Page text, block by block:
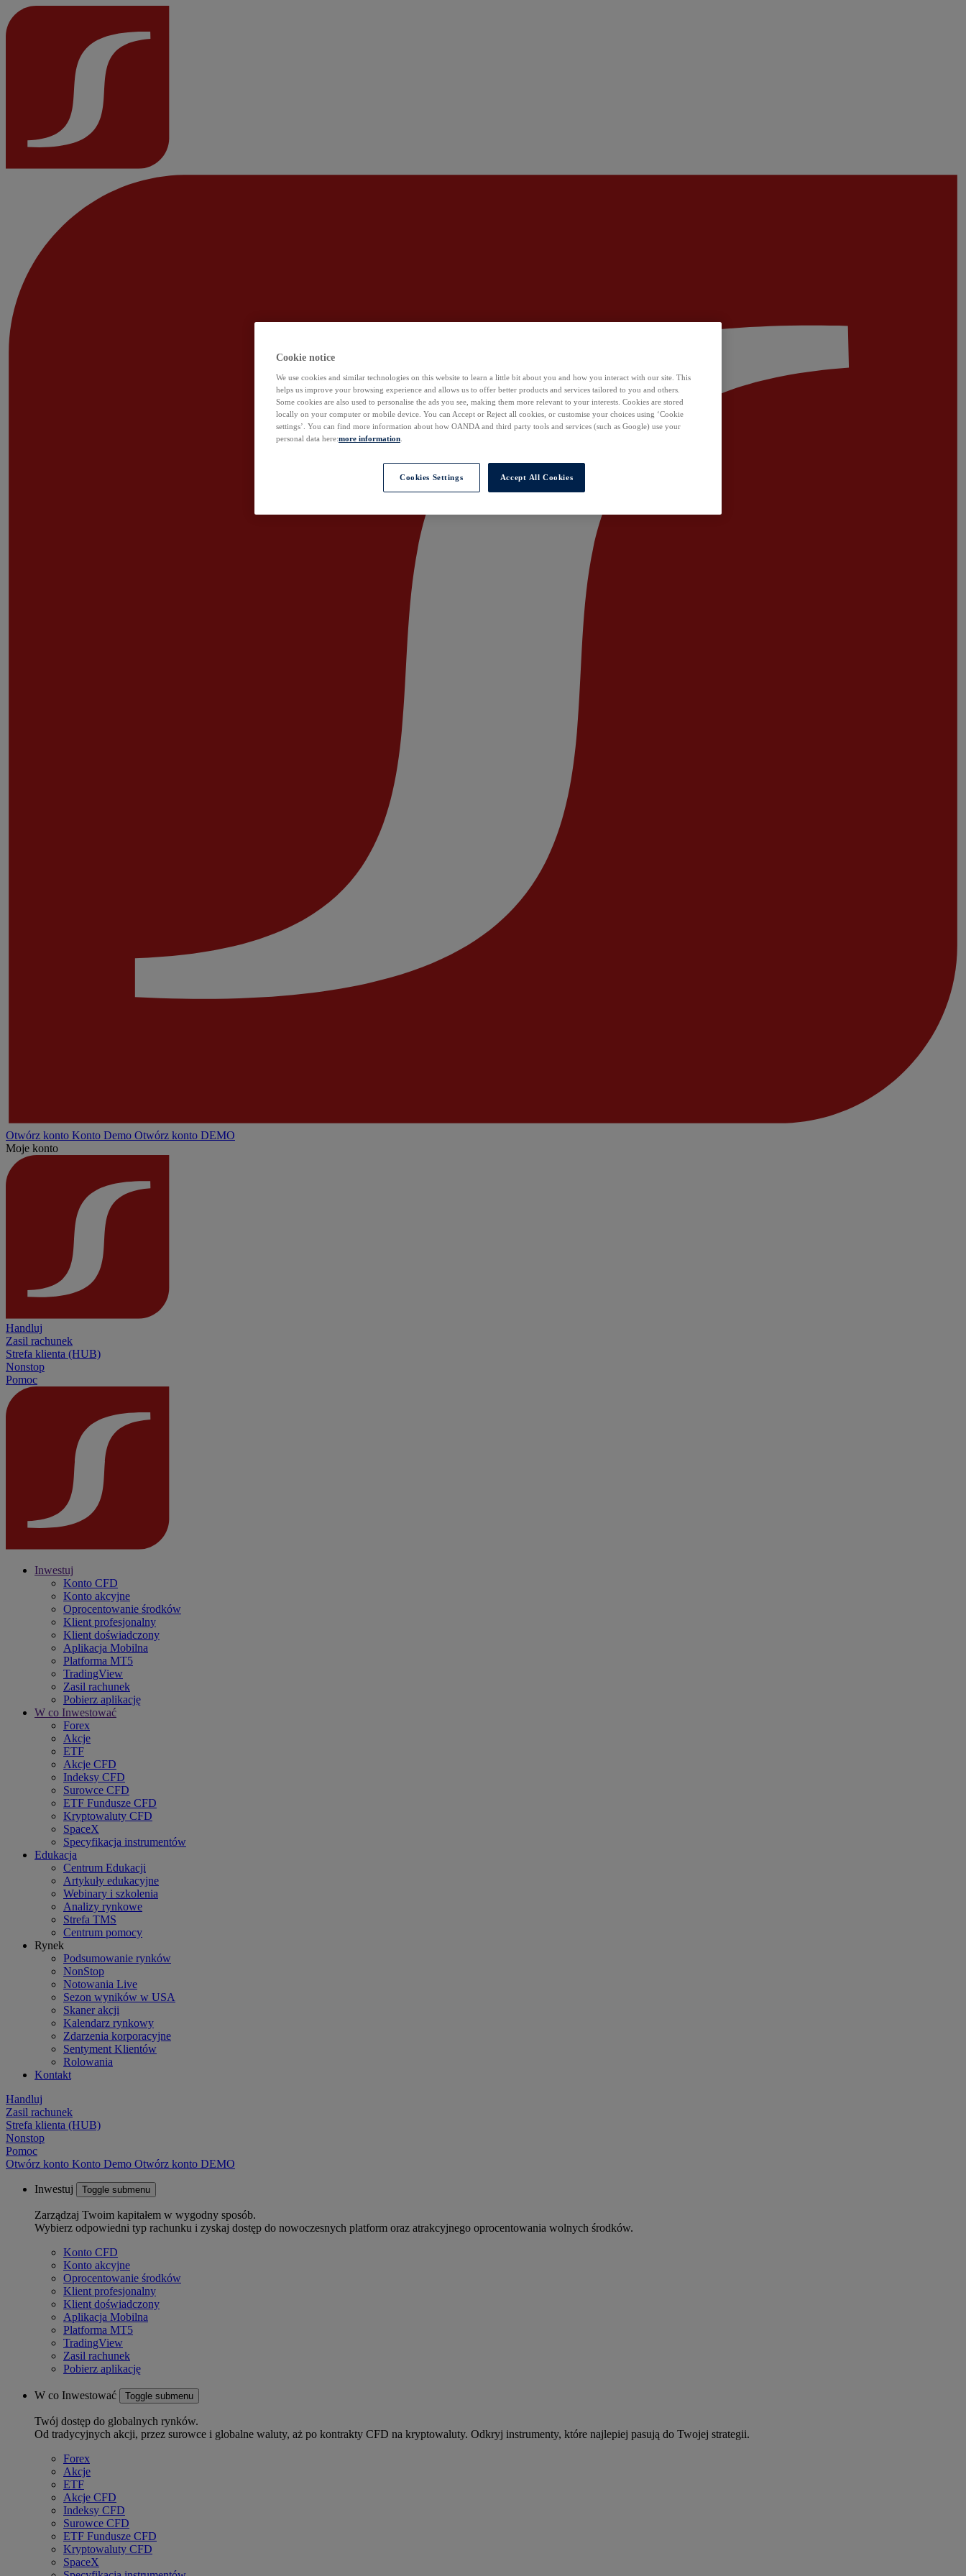
Otwórz konto Konto Demo Otwórz konto DEMO
Moje konto
Handluj
Zasil rachunek
Strefa klienta (HUB)
Nonstop
Pomoc
Inwestuj
Konto CFD
Konto akcyjne
Oprocentowanie środków
Klient profesjonalny
Klient doświadczony
Aplikacja Mobilna
Platforma MT5
TradingView
Zasil rachunek
Pobierz aplikację
W co Inwestować
Forex
Akcje
ETF
Akcje CFD
Indeksy CFD
Surowce CFD
ETF Fundusze CFD
Kryptowaluty CFD
SpaceX
Specyfikacja instrumentów
Edukacja
Centrum Edukacji
Artykuły edukacyjne
Webinary i szkolenia
Analizy rynkowe
Strefa TMS
Centrum pomocy
Rynek
Podsumowanie rynków
NonStop
Notowania Live
Sezon wyników w USA
Skaner akcji
Kalendarz rynkowy
Zdarzenia korporacyjne
Sentyment Klientów
Rolowania
Kontakt
Handluj
Zasil rachunek
Strefa klienta (HUB)
Nonstop
Pomoc
Otwórz konto Konto Demo Otwórz konto DEMO
Inwestuj Toggle submenu
Zarządzaj Twoim kapitałem w wygodny sposób.
Wybierz odpowiedni typ rachunku i zyskaj dostęp do nowoczesnych platform oraz atrakcyjnego oprocentowania wolnych środków.
Konto CFD
Konto akcyjne
Oprocentowanie środków
Klient profesjonalny
Klient doświadczony
Aplikacja Mobilna
Platforma MT5
TradingView
Zasil rachunek
Pobierz aplikację
W co Inwestować Toggle submenu
Twój dostęp do globalnych rynków.
Od tradycyjnych akcji, przez surowce i globalne waluty, aż po kontrakty CFD na kryptowaluty. Odkryj instrumenty, które najlepiej pasują do Twojej strategii.
Forex
Akcje
ETF
Akcje CFD
Indeksy CFD
Surowce CFD
ETF Fundusze CFD
Kryptowaluty CFD
SpaceX
Cookie notice
We use cookies and similar technologies on this website to learn a little bit about you and how you interact with our site. This
helps us improve your browsing experience and allows us to offer better products and services tailored to you and others.
Some cookies are also used to personalise the ads you see, making them more relevant to your interests. Cookies are stored
locally on your computer or mobile device. You can Accept or Reject all cookies, or customise your choices using ‘Cookie
settings’. You can find more information about how OANDA and third party tools and services (such as Google) use your
personal data here:more information
Cookies Settings Accept All Cookies